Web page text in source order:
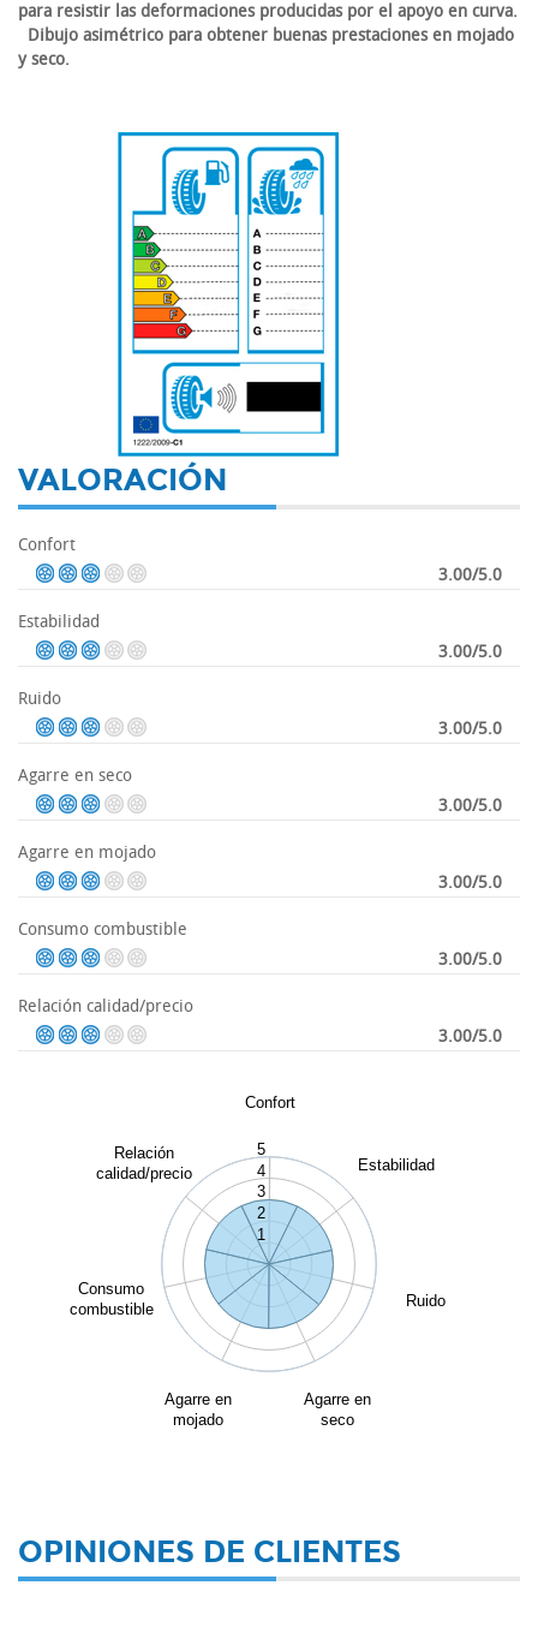
para resistir las deformaciones producidas por el apoyo en curva.
Dibujo asimétrico para obtener buenas prestaciones en mojado
y seco.
VALORACIÓN
Confort
3.00/5.0
Estabilidad
3.00/5.0
Ruido
3.00/5.0
Agarre en seco
3.00/5.0
Agarre en mojado
3.00/5.0
Consumo combustible
3.00/5.0
Relación calidad/precio
3.00/5.0
Confort
Estabilidad
Ruido
Agarre en
seco
Agarre en
mojado
Consumo
combustible
Relación
calidad/precio
1
2
3
4
5
OPINIONES DE CLIENTES